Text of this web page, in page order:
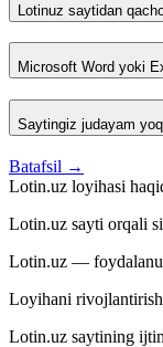
Lotinuz saytidan
Microsoft Word yoki
Saytingiz judayam
Batafsil →
Lotin.uz loyihasi
Lotin.uz sayti orqali
Lotin.uz —
Loyihani
Lotin.uz saytining